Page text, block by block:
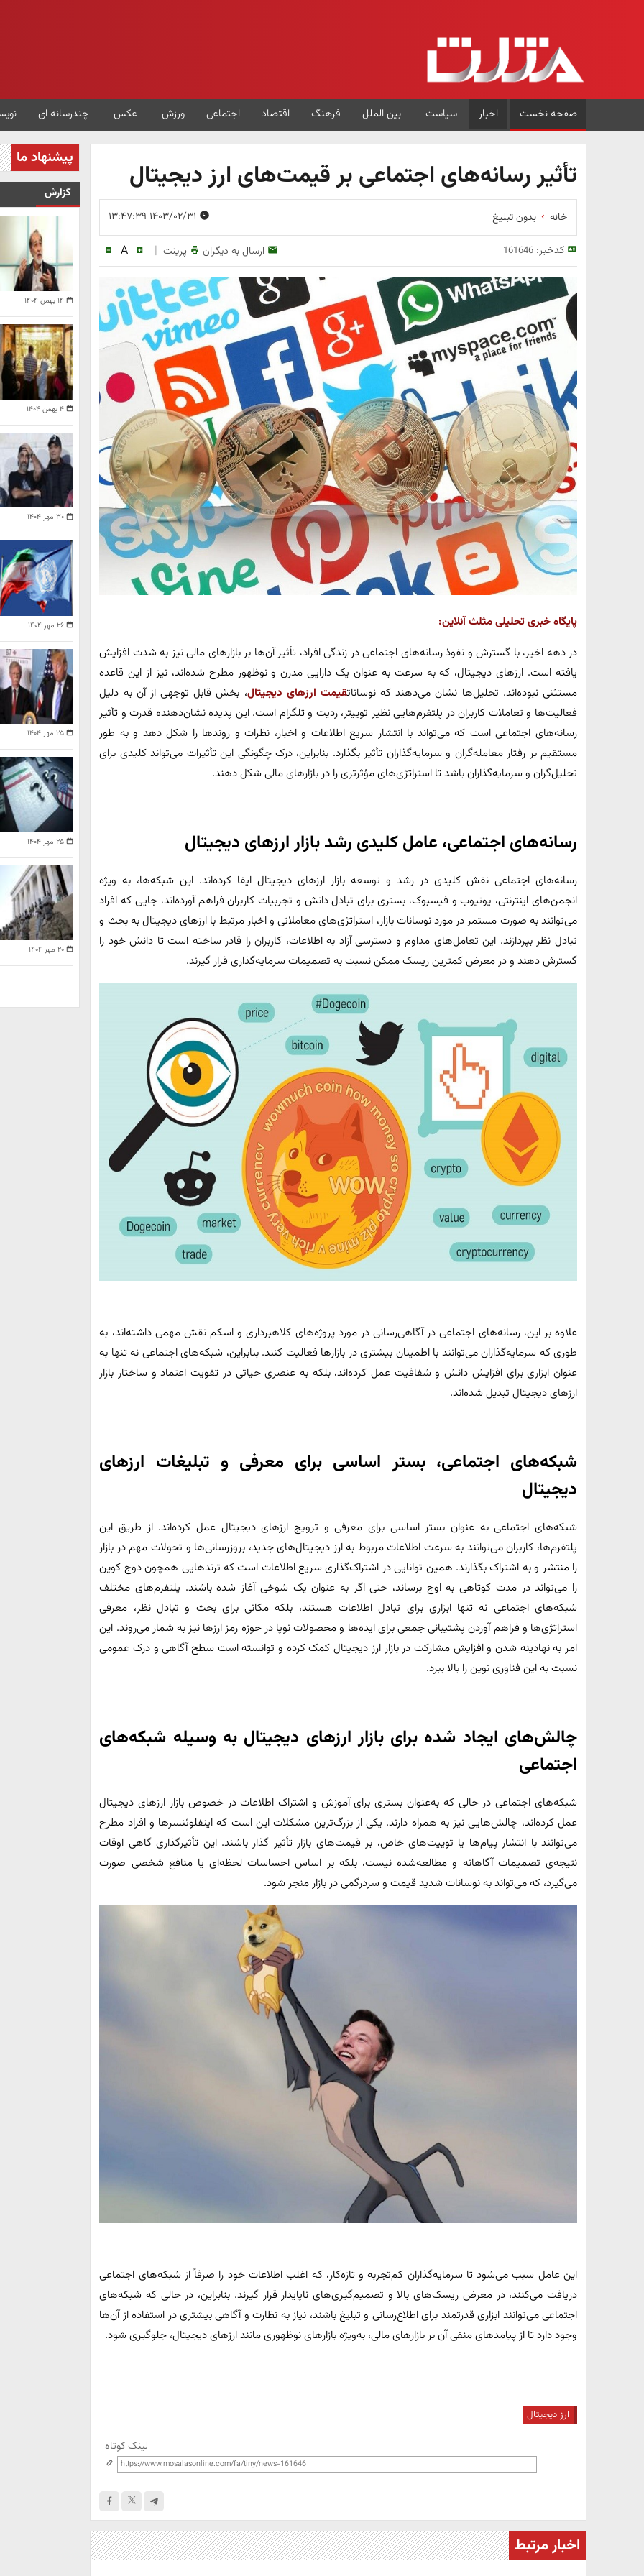
صفحه نخست اخبار سیاست بین الملل فرهنگ اقتصاد اجتماعی ورزش عکس چندرسانه ای
تأثیر رسانه‌های اجتماعی بر قیمت‌های ارز دیجیتال
خانه بدون تبلیغ
کدخبر:161646 ارسال به دیگران پرینت |
A
پایگاه خبری تحلیلی مثلث آنلاین:
در دهه اخیر، با گسترش و نفوذ رسانه‌های اجتماعی در زندگی افراد، تأثیر آن‌ها بر بازارهای مالی نیز به شدت افزایش
یافته است. ارزهای دیجیتال، که به سرعت به عنوان یک دارایی مدرن و نوظهور مطرح شده‌اند، نیز از این قاعده
مستثنی نبوده‌اند. تحلیل‌ها نشان می‌دهند که نوساناتقیمت ارزهای دیجیتال، بخش قابل توجهی از آن به دلیل
فعالیت‌ها و تعاملات کاربران در پلتفرم‌هایی نظیر توییتر، ردیت و تلگرام است. این پدیده نشان‌دهنده قدرت و تأثیر
رسانه‌های اجتماعی است که می‌تواند با انتشار سریع اطلاعات و اخبار، نظرات و روندها را شکل دهد و به طور
مستقیم بر رفتار معامله‌گران و سرمایه‌گذاران تأثیر بگذارد. بنابراین، درک چگونگی این تأثیرات می‌تواند کلیدی برای
تحلیل‌گران و سرمایه‌گذاران باشد تا استراتژی‌های مؤثرتری را در بازارهای مالی شکل دهند.
رسانه‌های اجتماعی، عامل کلیدی رشد بازار ارزهای دیجیتال
رسانه‌های اجتماعی نقش کلیدی در رشد و توسعه بازار ارزهای دیجیتال ایفا کرده‌اند. این شبکه‌ها، به ویژه
انجمن‌های اینترنتی، یوتیوب و فیسبوک، بستری برای تبادل دانش و تجربیات کاربران فراهم آورده‌اند، جایی که افراد
می‌توانند به صورت مستمر در مورد نوسانات بازار، استراتژی‌های معاملاتی و اخبار مرتبط با ارزهای دیجیتال به بحث و
تبادل نظر بپردازند. این تعامل‌های مداوم و دسترسی آزاد به اطلاعات، کاربران را قادر ساخته است تا دانش خود را
گسترش دهند و در معرض کمترین ریسک ممکن نسبت به تصمیمات سرمایه‌گذاری قرار گیرند.
علاوه بر این، رسانه‌های اجتماعی در آگاهی‌رسانی در مورد پروژه‌های کلاهبرداری و اسکم نقش مهمی داشته‌اند، به
طوری که سرمایه‌گذاران می‌توانند با اطمینان بیشتری در بازارها فعالیت کنند. بنابراین، شبکه‌های اجتماعی نه تنها به
عنوان ابزاری برای افزایش دانش و شفافیت عمل کرده‌اند، بلکه به عنصری حیاتی در تقویت اعتماد و ساختار بازار
ارزهای دیجیتال تبدیل شده‌اند.
شبکه‌های اجتماعی، بستر اساسی برای معرفی و تبلیغات ارزهای
دیجیتال
شبکه‌های اجتماعی به عنوان بستر اساسی برای معرفی و ترویج ارزهای دیجیتال عمل کرده‌اند. از طریق این
پلتفرم‌ها، کاربران می‌توانند به سرعت اطلاعات مربوط به ارز دیجیتال‌های جدید، بروزرسانی‌ها و تحولات مهم در بازار
را منتشر و به اشتراک بگذارند. همین توانایی در اشتراک‌گذاری سریع اطلاعات است که ترندهایی همچون دوج کوین
را می‌تواند در مدت کوتاهی به اوج برساند، حتی اگر به عنوان یک شوخی آغاز شده باشند. پلتفرم‌های مختلف
شبکه‌های اجتماعی نه تنها ابزاری برای تبادل اطلاعات هستند، بلکه مکانی برای بحث و تبادل نظر، معرفی
استراتژی‌ها و فراهم آوردن پشتیبانی جمعی برای ایده‌ها و محصولات نوپا در حوزه رمز ارزها نیز به شمار می‌روند. این
امر به نهادینه شدن و افزایش مشارکت در بازار ارز دیجیتال کمک کرده و توانسته است سطح آگاهی و درک عمومی
نسبت به این فناوری نوین را بالا ببرد.
چالش‌های ایجاد شده برای بازار ارزهای دیجیتال به وسیله شبکه‌های
اجتماعی
شبکه‌های اجتماعی در حالی که به‌عنوان بستری برای آموزش و اشتراک اطلاعات در خصوص بازار ارزهای دیجیتال
عمل کرده‌اند، چالش‌هایی نیز به همراه دارند. یکی از بزرگ‌ترین مشکلات این است که اینفلوئنسرها و افراد مطرح
می‌توانند با انتشار پیام‌ها یا توییت‌های خاص، بر قیمت‌های بازار تأثیر گذار باشند. این تأثیرگذاری گاهی اوقات
نتیجه‌ی تصمیمات آگاهانه و مطالعه‌شده نیست، بلکه بر اساس احساسات لحظه‌ای یا منافع شخصی صورت
می‌گیرد، که می‌تواند به نوسانات شدید قیمت و سردرگمی در بازار منجر شود.
این عامل سبب می‌شود تا سرمایه‌گذاران کم‌تجربه و تازه‌کار، که اغلب اطلاعات خود را صرفاً از شبکه‌های اجتماعی
دریافت می‌کنند، در معرض ریسک‌های بالا و تصمیم‌گیری‌های ناپایدار قرار گیرند. بنابراین، در حالی که شبکه‌های
اجتماعی می‌توانند ابزاری قدرتمند برای اطلاع‌رسانی و تبلیغ باشند، نیاز به نظارت و آگاهی بیشتری در استفاده از آن‌ها
وجود دارد تا از پیامدهای منفی آن بر بازارهای مالی، به‌ویژه بازارهای نوظهوری مانند ارزهای دیجیتال، جلوگیری شود.
ارز دیجیتال
لینک کوتاه
اخبار مرتبط
پیشنهاد ما
گزارش
۱۴ بهمن ۱۴۰۴
۴ بهمن ۱۴۰۴
۳۰ مهر ۱۴۰۴
۲۶ مهر ۱۴۰۴
۲۵ مهر ۱۴۰۴
۲۵ مهر ۱۴۰۴
۲۰ مهر ۱۴۰۴